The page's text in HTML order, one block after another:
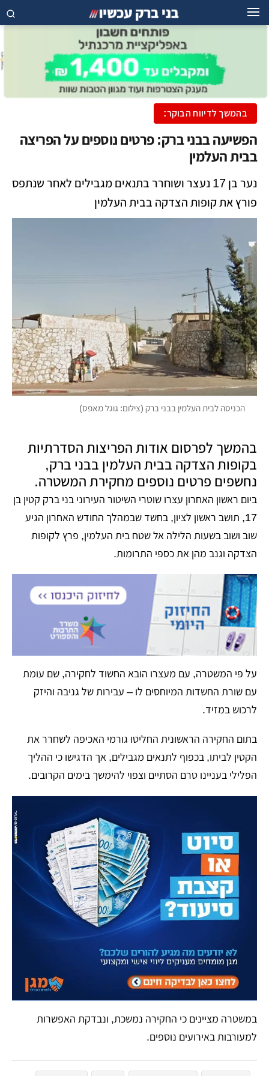
בהמשך לדיווח הבוקר:
הפשיעה בבני ברק: פרטים נוספים על הפריצה
בבית העלמין
נער בן 17 נעצר ושוחרר בתנאים מגבילים לאחר שנתפס
פורץ את קופות הצדקה בבית העלמין
הכניסה לבית העלמין בבני ברק (צילום: גוגל מאפס)
בהמשך לפרסום אודות הפריצות הסדרתיות
בקופות הצדקה בבית העלמין בבני ברק,
נחשפים פרטים נוספים מחקירת המשטרה.
ביום ראשון האחרון עצרו שוטרי השיטור העירוני בני ברק קטין בן
17, תושב ראשון לציון, בחשד שבמהלך החודש האחרון הגיע
שוב ושוב בשעות הלילה אל שטח בית העלמין, פרץ לקופות
הצדקה וגנב מהן את כספי התרומות.
על פי המשטרה, עם מעצרו הובא החשוד לחקירה, שם עומת
עם שורת החשדות המיוחסים לו – עבירות של גניבה והיזק
לרכוש במזיד.
בתום החקירה הראשונית החליטו גורמי האכיפה לשחרר את
הקטין לביתו, בכפוף לתנאים מגבילים, אך הדגישו כי ההליך
הפלילי בעניינו טרם הסתיים וצפוי להימשך בימים הקרובים.
במשטרה מציינים כי החקירה נמשכת, ונבדקת האפשרות
למעורבות באירועים נוספים.